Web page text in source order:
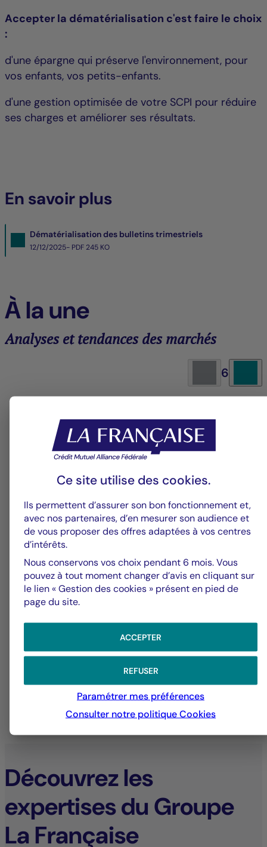
Accepter la dématérialisation c'est faire le choix
:
d'une épargne qui préserve l'environnement, pour
vos enfants, vos petits-enfants.
d'une gestion optimisée de votre SCPI pour réduire
ses charges et améliorer ses résultats.
En savoir plus
Dématérialisation des bulletins trimestriels
12/12/2025- PDF 245 KO
À la une
Analyses et tendances des marchés
6
Groupe La Française
Alerte fraude – Restez vigilants
TOUTES LES ACTUALITÉS
Découvrez les
expertises du Groupe
La Française
Ce site utilise des cookies.
Ils permettent d’assurer son bon fonctionnement et,
avec nos partenaires, d’en mesurer son audience et
de vous proposer des offres adaptées à vos centres
d’intérêts.
Nous conservons vos choix pendant 6 mois. Vous
pouvez à tout moment changer d’avis en cliquant sur
le lien « Gestion des cookies » présent en pied de
page du site.
ACCEPTER
REFUSER
Paramétrer mes préférences
Consulter notre politiqueCookies